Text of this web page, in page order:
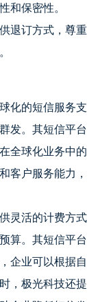
和保密性。
退订方式，尊重
化的短信服务支
发。其短信平台
全球化业务中的
客户服务能力，
灵活的计费方式
算。其短信平台
企业可以根据自
，极光科技还提